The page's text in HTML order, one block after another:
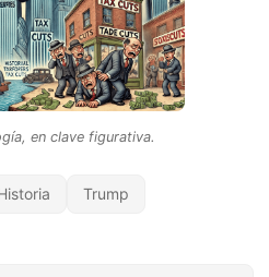
en clave figurativa.
Trump